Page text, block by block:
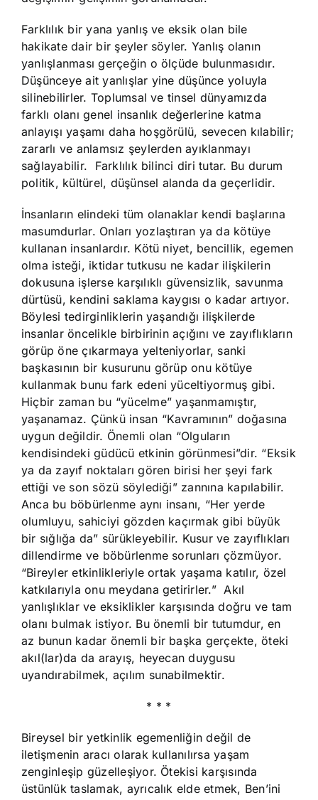
Farklılık bir yana yanlış ve eksik olan bile
hakikate dair bir şeyler söyler. Yanlış olanın
yanlışlanması gerçeğin o ölçüde bulunmasıdır.
Düşünceye ait yanlışlar yine düşünce yoluyla
silinebilirler. Toplumsal ve tinsel dünyamızda
farklı olanı genel insanlık değerlerine katma
anlayışı yaşamı daha hoşgörülü, sevecen kılabilir;
zararlı ve anlamsız şeylerden ayıklanmayı
sağlayabilir. Farklılık bilinci diri tutar. Bu durum
politik, kültürel, düşünsel alanda da geçerlidir.
İnsanların elindeki tüm olanaklar kendi başlarına
masumdurlar. Onları yozlaştıran ya da kötüye
kullanan insanlardır. Kötü niyet, bencillik, egemen
olma isteği, iktidar tutkusu ne kadar ilişkilerin
dokusuna işlerse karşılıklı güvensizlik, savunma
dürtüsü, kendini saklama kaygısı o kadar artıyor.
Böylesi tedirginliklerin yaşandığı ilişkilerde
insanlar öncelikle birbirinin açığını ve zayıflıkların
görüp öne çıkarmaya yelteniyorlar, sanki
başkasının bir kusurunu görüp onu kötüye
kullanmak bunu fark edeni yüceltiyormuş gibi.
Hiçbir zaman bu “yücelme” yaşanmamıştır,
yaşanamaz. Çünkü insan “Kavramının” doğasına
uygun değildir. Önemli olan “Olguların
kendisindeki güdücü etkinin görünmesi”dir. “Eksik
ya da zayıf noktaları gören birisi her şeyi fark
ettiği ve son sözü söylediği” zannına kapılabilir.
Anca bu böbürlenme aynı insanı, “Her yerde
olumluyu, sahiciyi gözden kaçırmak gibi büyük
bir sığlığa da” sürükleyebilir. Kusur ve zayıflıkları
dillendirme ve böbürlenme sorunları çözmüyor.
“Bireyler etkinlikleriyle ortak yaşama katılır, özel
katkılarıyla onu meydana getirirler.” Akıl
yanlışlıklar ve eksiklikler karşısında doğru ve tam
olanı bulmak istiyor. Bu önemli bir tutumdur, en
az bunun kadar önemli bir başka gerçekte, öteki
akıl(lar)da da arayış, heyecan duygusu
uyandırabilmek, açılım sunabilmektir.
* * *
Bireysel bir yetkinlik egemenliğin değil de
iletişmenin aracı olarak kullanılırsa yaşam
zenginleşip güzelleşiyor. Ötekisi karşısında
üstünlük taslamak, ayrıcalık elde etmek, Ben’ini